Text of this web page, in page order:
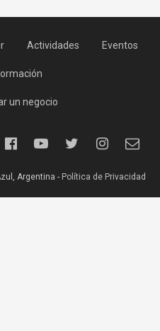
Actividades Eventos
un negocio
Argentina - Política de Privacidad